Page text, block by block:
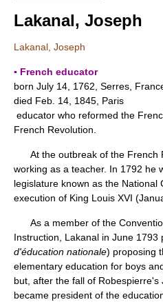
Lakanal, Joseph
Lakanal, Joseph
▪ French educator
born July 14, 1762, Serres,
died Feb. 14, 1845, Paris
educator who reformed the
French Revolution.
At the outbreak of the French
working as a teacher. In 1792 he
legislature known as the National
execution of King Louis XVI
As a member of the
Instruction, Lakanal in June 1793
d'éducation nationale) proposing
elementary education for boys
but, after the fall of
became president of the